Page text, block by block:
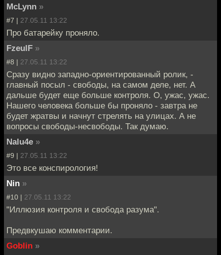
McLynn »
#7 | 27.05.11 13:22
Про батарейку проняло.
FzeulF »
#8 | 27.05.11 13:22
Сразу видно западно-ориентированный ролик, -
главный посыл - свободы, на самом деле, нет. А
дальше будет еще больше контроля. О, ужас, ужас.
Нашего человека больше бы проняло - завтра не
будет жратвы и начнут стрелять на улицах. А не
вопросы свободы-несвободы. Так думаю.
Nalu4e »
#9 | 27.05.11 13:22
Это все конспирология!
Nin »
#10 | 27.05.11 13:22
"Иллюзия контроля и свобода разума".
Предвкушаю комментарии.
Goblin »